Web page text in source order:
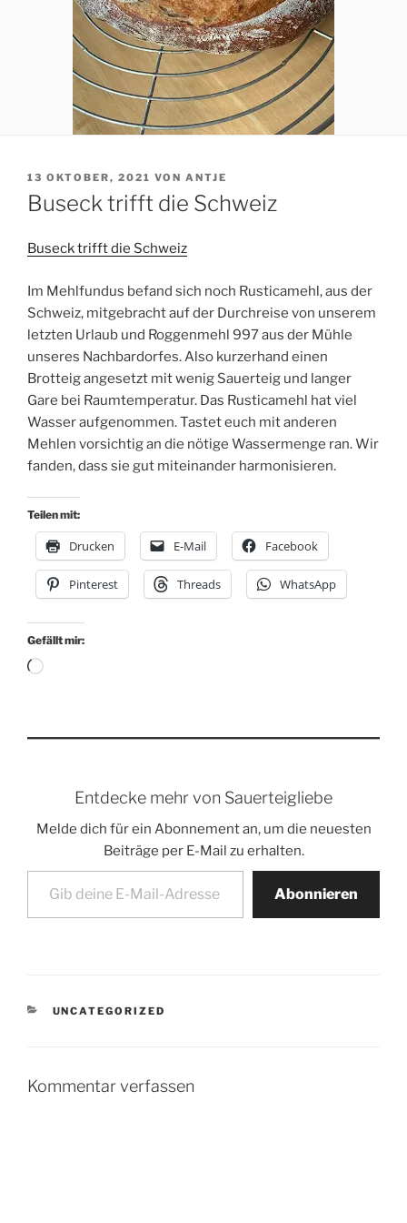
VERÖFFENTLICHT
AM
13 OKTOBER, 2021 VON ANTJE
Buseck trifft die Schweiz
Buseck trifft die Schweiz
Im Mehlfundus befand sich noch Rusticamehl, aus der
Schweiz, mitgebracht auf der Durchreise von unserem
letzten Urlaub und Roggenmehl 997 aus der Mühle
unseres Nachbardorfes. Also kurzerhand einen
Brotteig angesetzt mit wenig Sauerteig und langer
Gare bei Raumtemperatur. Das Rusticamehl hat viel
Wasser aufgenommen. Tastet euch mit anderen
Mehlen vorsichtig an die nötige Wassermenge ran. Wir
fanden, dass sie gut miteinander harmonisieren.
Teilen mit:
Drucken E-Mail Facebook
Pinterest Threads WhatsApp
Gefällt mir:
Wird
Entdecke mehr von Sauerteigliebe
Melde dich für ein Abonnement an, um die neuesten
Beiträge per E-Mail zu erhalten.
Gib deine E-Mail-Adresse ein ...
Abonnieren
KATEGORIEN
UNCATEGORIZED
Kommentar verfassen